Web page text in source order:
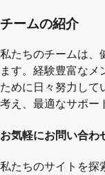
チームの紹介
私たちのチームは、
ます。経験豊富なメ
ために日々努力して
考え、最適なサポー
お気軽にお問い合わ
私たちのサイトを探